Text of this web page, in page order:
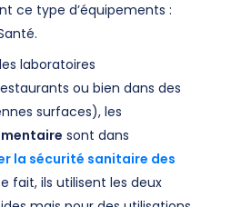
ce type d’équipements :
laboratoires
ou bien dans des
surfaces), les
sont dans
la sécurité sanitaire des
fait, ils utilisent les deux